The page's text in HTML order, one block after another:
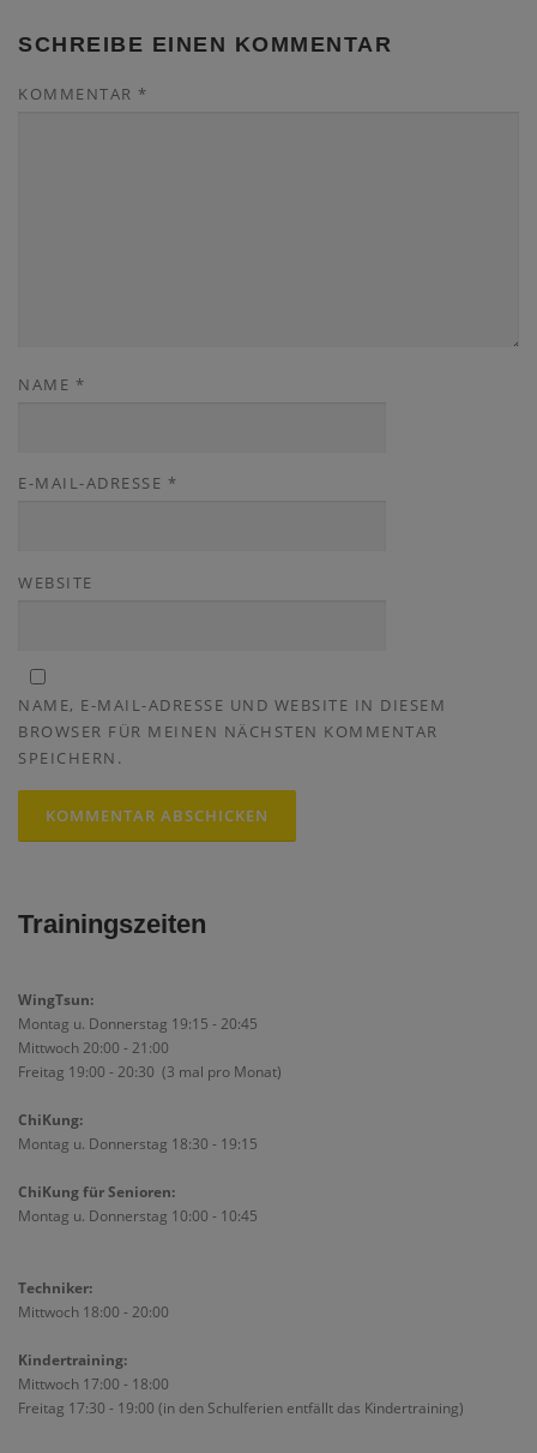
SCHREIBE EINEN KOMMENTAR
KOMMENTAR *
NAME *
E-MAIL-ADRESSE *
WEBSITE
NAME, E-MAIL-ADRESSE UND WEBSITE IN DIESEM
BROWSER FÜR MEINEN NÄCHSTEN KOMMENTAR
SPEICHERN.
Trainingszeiten
WingTsun:
Montag u. Donnerstag 19:15 - 20:45
Mittwoch 20:00 - 21:00
Freitag 19:00 - 20:30 (3 mal pro Monat)
ChiKung:
Montag u. Donnerstag 18:30 - 19:15
ChiKung für Senioren:
Montag u. Donnerstag 10:00 - 10:45
Techniker:
Mittwoch 18:00 - 20:00
Kindertraining:
Mittwoch 17:00 - 18:00
Freitag 17:30 - 19:00 (in den Schulferien entfällt das Kindertraining)